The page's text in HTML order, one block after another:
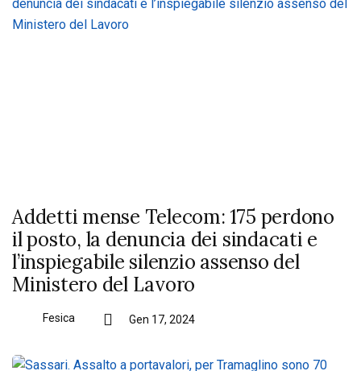
Addetti mense Telecom: 175 perdono
il posto, la denuncia dei sindacati e
l’inspiegabile silenzio assenso del
Ministero del Lavoro
Fesica Gen 17, 2024